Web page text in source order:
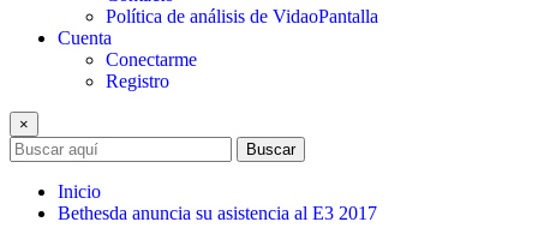
Política de análisis de VidaoPantalla
Cuenta
Conectarme
Registro
×
Buscar
Inicio
Bethesda anuncia su asistencia al E3 2017